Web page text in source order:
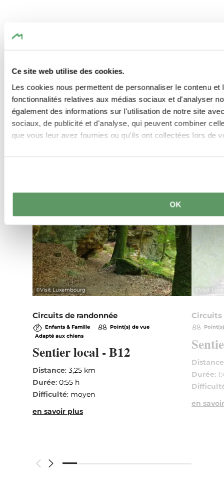
Ce site web utilise des cookies.
Les cookies nous permettent de personnaliser le contenu
fonctionnalités relatives aux médias sociaux et d'analyser
également des informations sur l'utilisation de notre site
sociaux, de publicité et d'analyse, qui peuvent combiner
que vous leur avez fournies ou qu'ils ont collectées lors de
OK
similaires
©Visit Luxembourg
Circuits de randonnée
Enfants & Famille
Point(s) de vue
Adapté aux chiens
Sentier local - B12
Distance: 3,25 km
Durée: 0:55 h
Difficulté: moyen
en savoir plus
en savoir plus
©Visit
Circuits
Distance
Durée:
en